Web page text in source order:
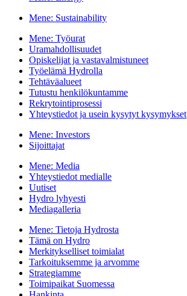
Mene: Sustainability
Mene: Työurat
Uramahdollisuudet
Opiskelijat ja vastavalmistuneet
Työelämä Hydrolla
Tehtäväalueet
Tutustu henkilökuntamme
Rekrytointiprosessi
Yhteystiedot ja usein kysytyt kysymykset
Mene: Investors
Sijoittajat
Mene: Media
Yhteystiedot medialle
Uutiset
Hydro lyhyesti
Mediagalleria
Mene: Tietoja Hydrosta
Tämä on Hydro
Merkitykselliset toimialat
Tarkoituksemme ja arvomme
Strategiamme
Toimipaikat Suomessa